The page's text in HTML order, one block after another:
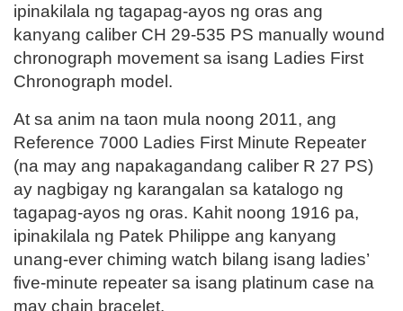
ipinakilala ng tagapag-ayos ng oras ang
kanyang caliber CH 29-535 PS manually wound
chronograph movement sa isang Ladies First
Chronograph model.
At sa anim na taon mula noong 2011, ang
Reference 7000 Ladies First Minute Repeater
(na may ang napakagandang caliber R 27 PS)
ay nagbigay ng karangalan sa katalogo ng
tagapag-ayos ng oras. Kahit noong 1916 pa,
ipinakilala ng Patek Philippe ang kanyang
unang-ever chiming watch bilang isang ladies’
five-minute repeater sa isang platinum case na
may chain bracelet.